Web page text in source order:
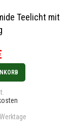
Teelicht mit